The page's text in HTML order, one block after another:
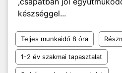
készséggel...
Teljes munkaidő 8 óra
1-2 év szakmai tapasztalat